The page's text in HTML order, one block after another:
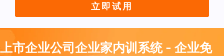
立即试用
上市企业公司企业家内训系统 - 企业免